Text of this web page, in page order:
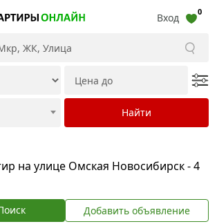
Вход 0
на улице Омская Новосибирск - 4
Добавить объявление